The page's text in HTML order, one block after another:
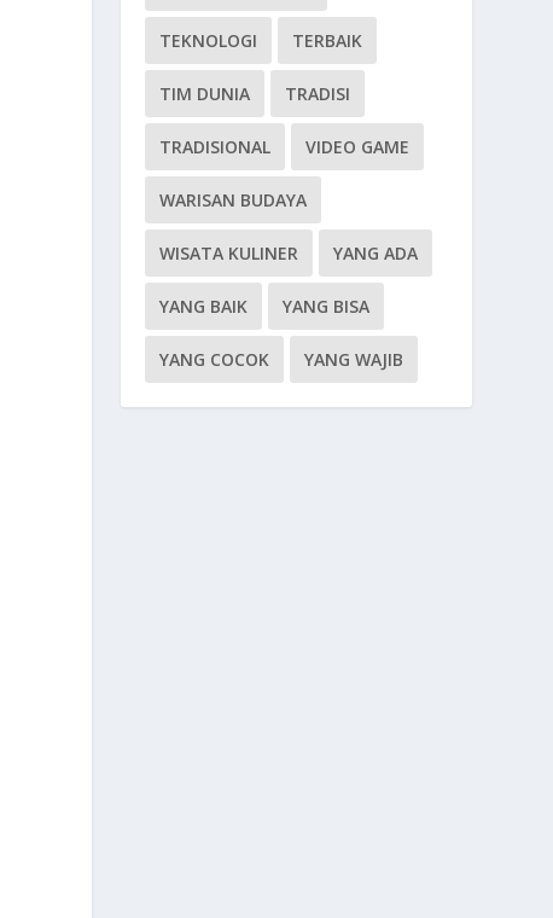
TEKNOLOGI TERBAIK
TIM DUNIA TRADISI
TRADISIONAL VIDEO GAME
WARISAN BUDAYA
WISATA KULINER YANG ADA
YANG BAIK YANG BISA
YANG COCOK YANG WAJIB